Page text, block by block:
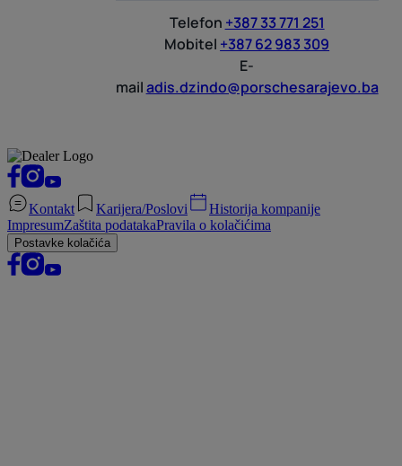
Telefon +387 33 771 251
Mobitel +387 62 983 309
E-
mailadis.dzindo@porschesarajevo.ba
Kontakt Karijera/Poslovi
Historija kompanije
ImpresumZaštita podatakaPravila o kolačićima
Postavke kolačića